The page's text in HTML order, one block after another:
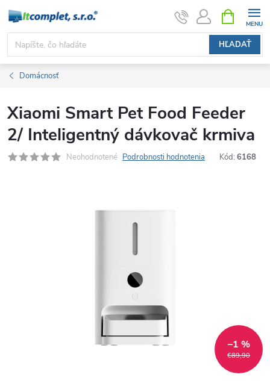
Prejsť
obsah
HĽADAŤ
KOŠÍK
Domácnosť
Xiaomi Smart Pet Food Feeder
2/ Inteligentný dávkovač krmiva
Neohodnotené Podrobnosti hodnotenia Kód: 6168
€89,90
–1 %